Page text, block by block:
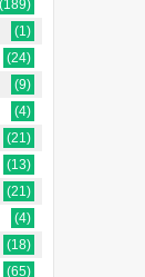
(189)
(1)
(24)
(9)
(4)
(21)
(13)
(21)
(4)
(18)
(65)